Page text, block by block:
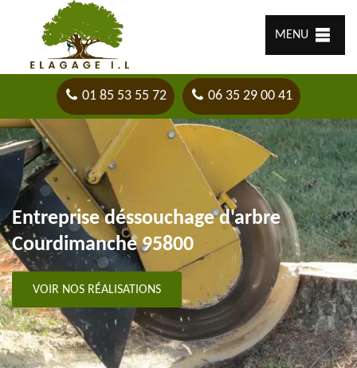
MENU
01 85 53 55 72 06 35 29 00 41
Entreprise déssouchage d'arbre
Courdimanche 95800
VOIR NOS RÉALISATIONS